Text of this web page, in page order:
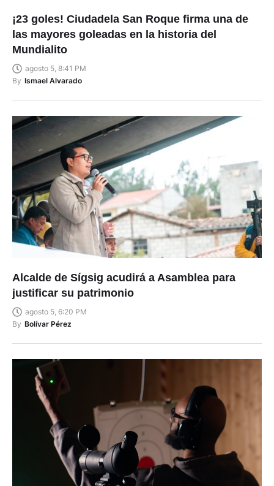
¡23 goles! Ciudadela San Roque firma una de
las mayores goleadas en la historia del
Mundialito
agosto 5, 8:41 PM
By Ismael Alvarado
Alcalde de Sígsig acudirá a Asamblea para
justificar su patrimonio
agosto 5, 6:20 PM
By Bolívar Pérez